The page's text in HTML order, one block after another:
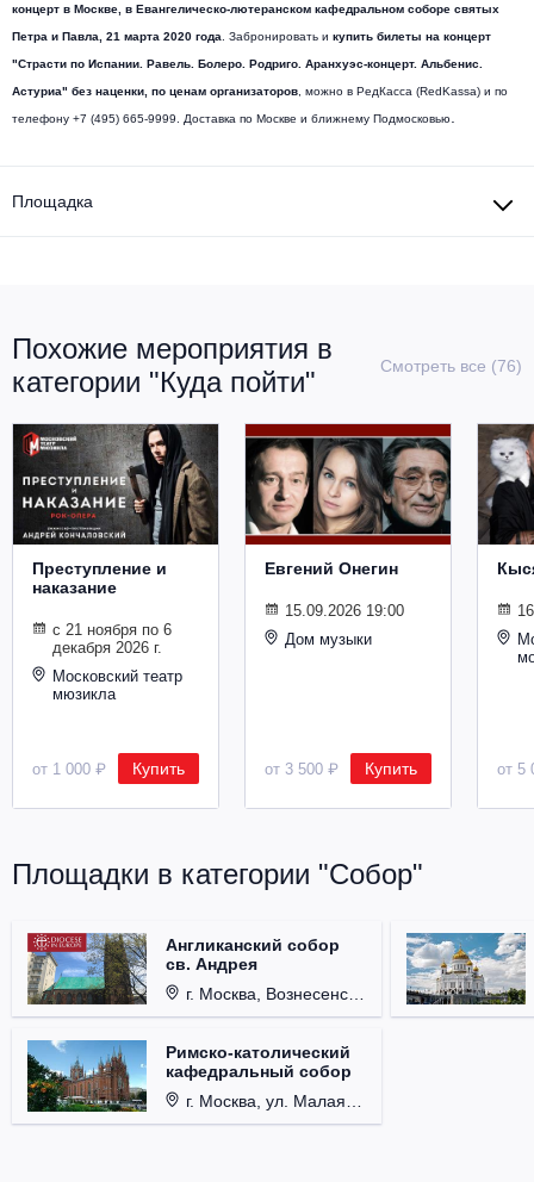
Рок
Шансон, романс, авторская песня
Металл
Иммерсивный спектакль
концерт в Москве, в Евангелическо-лютеранском кафедральном соборе святых
Петра и Павла , 21 марта 2020 года . Забронировать и купить билеты на концерт
"Страсти по Испании. Равель. Болеро. Родриго. Аранхуэс-концерт. Альбенис.
Астуриа" без наценки, по ценам организаторов , можно в РедКасса (RedKassa) и по
телефону +7 (495) 665-9999. Доставка по Москве и ближнему Подмосковью
Площадка
Похожие мероприятия в
категории "Куда пойти"
Смотреть все (76)
Преступление и
наказание
с 21 ноября по 6
декабря 2026 г.
Московский театр
мюзикла
от 1 000 ₽ Купить
Евгений Онегин
15.09.2026 19:00
Дом музыки
от 3 500 ₽ Купить от 5
Площадки в категории "Собор"
Англиканский собор
св. Андрея
г. Москва, Вознесенский пер., д. 8/5, стр. 3.
Римско-католический
кафедральный собор
г. Москва, ул. Малая Грузинская, д. 27/13, стр. 1.